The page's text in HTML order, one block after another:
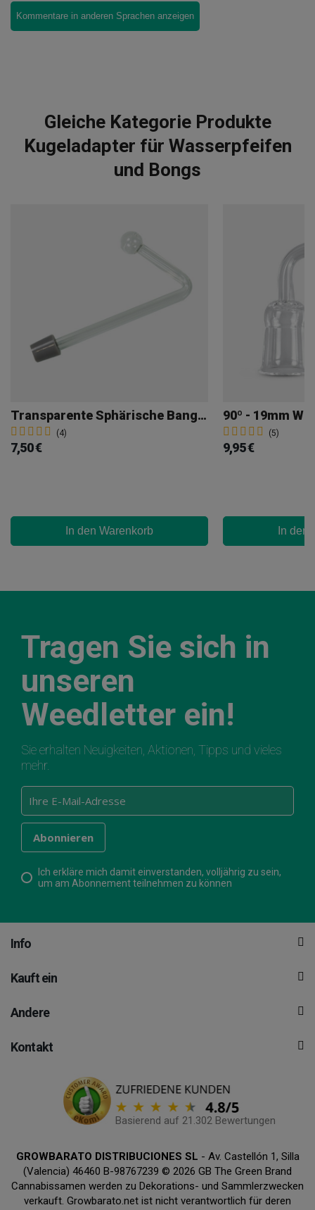
Kommentare in anderen Sprachen anzeigen
Gleiche Kategorie Produkte
Kugeladapter für Wasserpfeifen
und Bongs
Transparente Sphärische Banger Männlich
(4)
7,50 €
In den Warenkorb
(5)
9,95 €
In den
Tragen Sie sich in
unseren
Weedletter ein!
Sie erhalten Neuigkeiten, Aktionen, Tipps und vieles
mehr.
Ich erkläre mich damit einverstanden, volljährig zu sein,
um am Abonnement teilnehmen zu können
Info
Kauft ein
Andere
Kontakt
Basierend auf 21.302 Bewertungen
GROWBARATO DISTRIBUCIONES SL - Av. Castellón 1, Silla
(Valencia) 46460 B-98767239 © 2026 GB The Green Brand
Cannabissamen werden zu Dekorations- und Sammlerzwecken
verkauft. Growbarato.net ist nicht verantwortlich für deren